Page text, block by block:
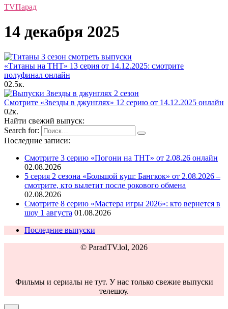
TVПарад
14 декабря 2025
«Титаны на ТНТ» 13 серия от 14.12.2025: смотрите
полуфинал онлайн
02.5к.
Смотрите «Звезды в джунглях» 12 серию от 14.12.2025 онлайн
02к.
Найти свежий выпуск:
Search for:
Последние записи:
Смотрите 3 серию «Погони на ТНТ» от 2.08.26 онлайн
02.08.2026
5 серия 2 сезона «Большой куш: Бангкок» от 2.08.2026 –
смотрите, кто вылетит после рокового обмена
02.08.2026
Смотрите 8 серию «Мастера игры 2026»: кто вернется в
шоу 1 августа 01.08.2026
Последние выпуски
© ParadTV.lol, 2026
Фильмы и сериалы не тут. У нас только свежие выпуски
телешоу.